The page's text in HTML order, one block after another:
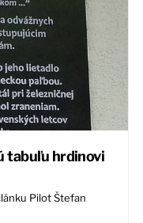
tabuľu hrdinovi
Pilot Štefan